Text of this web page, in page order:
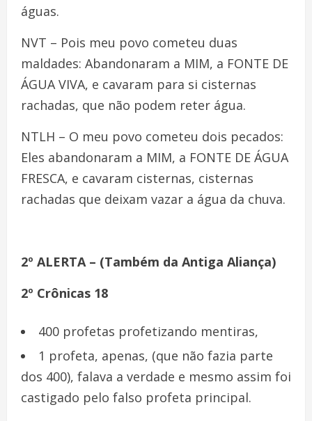
águas.
NVT – Pois meu povo cometeu duas
maldades: Abandonaram a MIM, a FONTE DE
ÁGUA VIVA, e cavaram para si cisternas
rachadas, que não podem reter água.
NTLH – O meu povo cometeu dois pecados:
Eles abandonaram a MIM, a FONTE DE ÁGUA
FRESCA, e cavaram cisternas, cisternas
rachadas que deixam vazar a água da chuva.
2º ALERTA – (Também da Antiga Aliança)
2º Crônicas 18
400 profetas profetizando mentiras,
1 profeta, apenas, (que não fazia parte
dos 400), falava a verdade e mesmo assim foi
castigado pelo falso profeta principal.